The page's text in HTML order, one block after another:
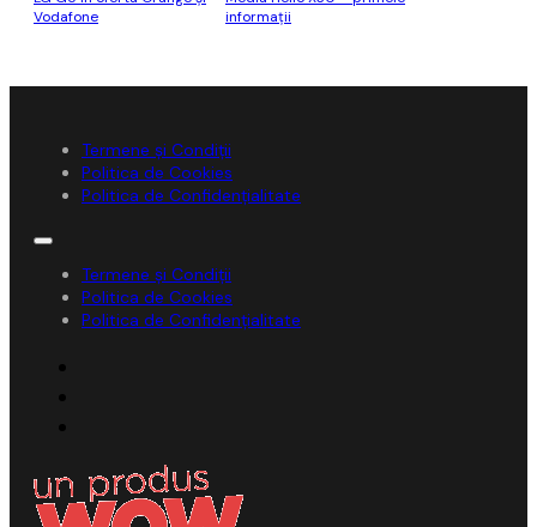
Vodafone
informații
Termene și Condiții
Politica de Cookies
Politica de Confidențialitate
Termene și Condiții
Politica de Cookies
Politica de Confidențialitate